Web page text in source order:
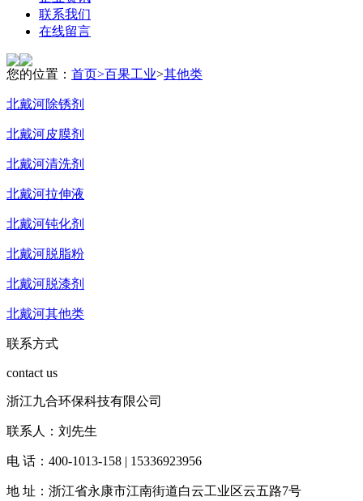
联系我们
在线留言
您的位置： 首页>百果工业>其他类
北戴河除锈剂
北戴河皮膜剂
北戴河清洗剂
北戴河拉伸液
北戴河钝化剂
北戴河脱脂粉
北戴河脱漆剂
北戴河其他类
联系方式
contact us
浙江九合环保科技有限公司
联系人：刘先生
电 话：400-1013-158 | 15336923956
地 址：浙江省永康市江南街道白云工业区云五路7号